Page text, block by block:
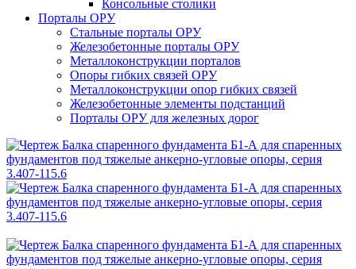
Консольные столики
Порталы ОРУ
Стальные порталы ОРУ
Железобетонные порталы ОРУ
Металлоконструкции порталов
Опоры гибких связей ОРУ
Металлоконструкции опор гибких связей
Железобетонные элементы подстанций
Порталы ОРУ для железных дорог